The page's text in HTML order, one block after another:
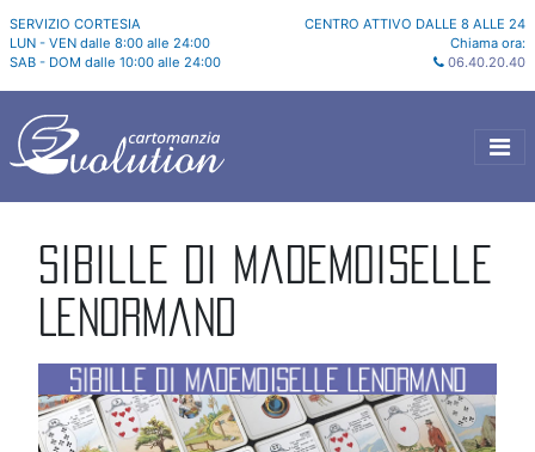
SERVIZIO CORTESIA
LUN - VEN dalle 8:00 alle 24:00
SAB - DOM dalle 10:00 alle 24:00
CENTRO ATTIVO DALLE 8 ALLE 24
Chiama ora:
06.40.20.40
Sibille di Mademoiselle
Lenormand